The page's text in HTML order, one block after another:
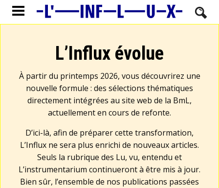
L’Influx évolue
À partir du printemps 2026, vous découvrirez une
nouvelle formule : des sélections thématiques
directement intégrées au site web de la BmL,
actuellement en cours de refonte.
D’ici-là, afin de préparer cette transformation,
L’Influx ne sera plus enrichi de nouveaux articles.
Seuls la rubrique des Lu, vu, entendu et
L’instrumentarium continueront à être mis à jour.
Bien sûr, l’ensemble de nos publications passées